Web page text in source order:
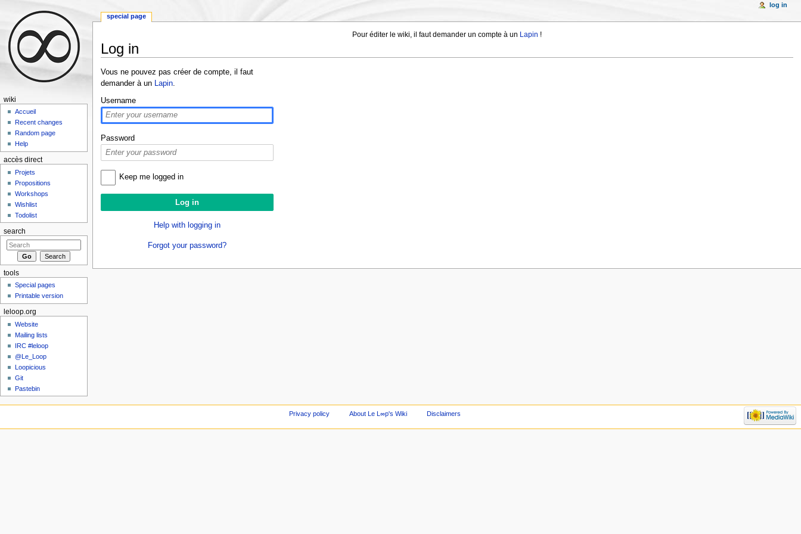
Pour éditer le wiki, il faut demander un compte à un Lapin !
Log in
Vous ne pouvez pas créer de compte, il faut
demander à un Lapin.
Username
Password
Keep me logged in
Help with logging in
Forgot your password?
special page
log in
wiki
Accueil
Recent changes
Random page
Help
accès direct
Projets
Propositions
Workshops
Wishlist
Todolist
search
tools
Special pages
Printable version
leloop.org
Website
Mailing lists
IRC #leloop
@Le_Loop
Loopicious
Git
Pastebin
Privacy policy About Le L∞p's Wiki Disclaimers